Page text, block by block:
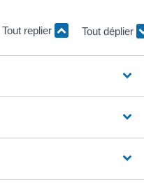
Tout replier
Tout déplier